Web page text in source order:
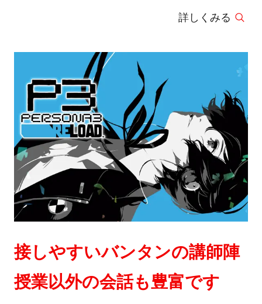
詳しくみる
接しやすいバンタンの講師陣
授業以外の会話も豊富です